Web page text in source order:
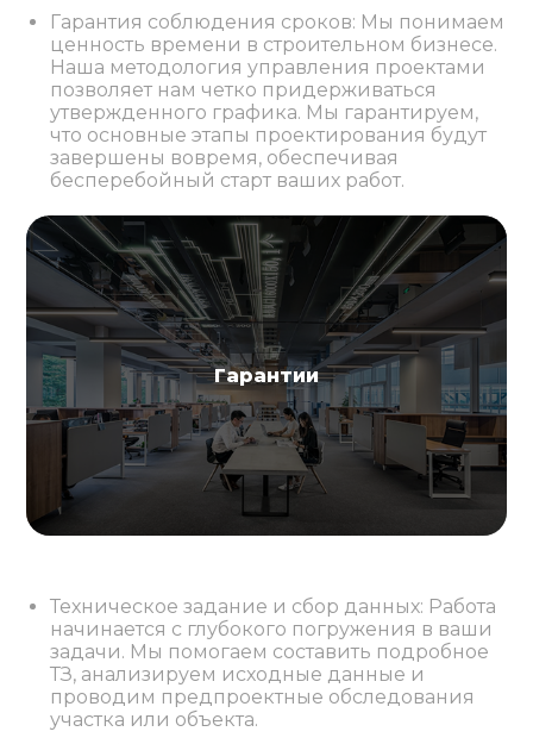
Гарантия соблюдения сроков: Мы понимаем
ценность времени в строительном бизнесе.
Наша методология управления проектами
позволяет нам четко придерживаться
утвержденного графика. Мы гарантируем,
что основные этапы проектирования будут
завершены вовремя, обеспечивая
бесперебойный старт ваших работ.
Гарантии
Техническое задание и сбор данных: Работа
начинается с глубокого погружения в ваши
задачи. Мы помогаем составить подробное
ТЗ, анализируем исходные данные и
проводим предпроектные обследования
участка или объекта.